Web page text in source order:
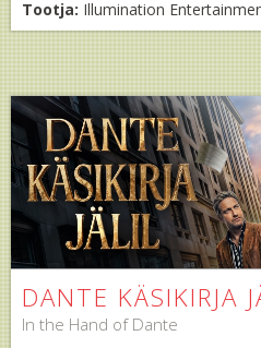
Tootja: Illumination
DANTE KÄSIKIRJA
In the Hand of Dante